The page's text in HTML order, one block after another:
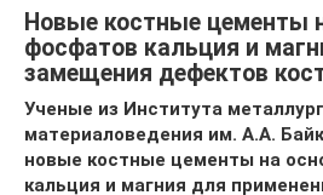
Новые костные цементы
фосфатов кальция и
замещения дефектов
Ученые из Института
материаловедения им. А.А.
новые костные цементы на
кальция и магния для